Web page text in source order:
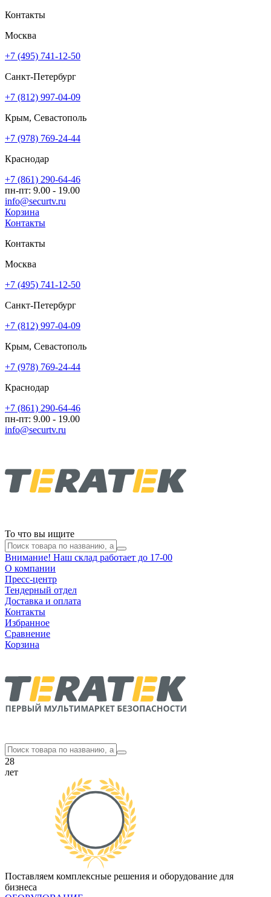
Контакты
Москва
+7 (495) 741-12-50
Санкт-Петербург
+7 (812) 997-04-09
Крым, Севастополь
+7 (978) 769-24-44
Краснодар
+7 (861) 290-64-46
пн-пт: 9.00 - 19.00
info@securtv.ru
Корзина
Контакты
Контакты
Москва
+7 (495) 741-12-50
Санкт-Петербург
+7 (812) 997-04-09
Крым, Севастополь
+7 (978) 769-24-44
Краснодар
+7 (861) 290-64-46
пн-пт: 9.00 - 19.00
info@securtv.ru
То что вы ищите
Внимание! Наш склад работает до 17-00
О компании
Пресс-центр
Тендерный отдел
Доставка и оплата
Контакты
Избранное
Сравнение
Корзина
28
лет
Поставляем комплексные решения и оборудование для
бизнеса